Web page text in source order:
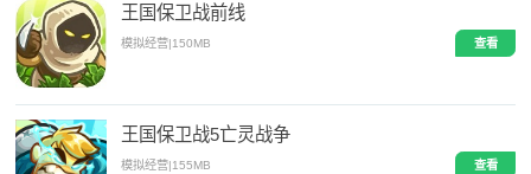
王国保卫战前线
模拟经营|150MB 查看
王国保卫战5亡灵战争
模拟经营|155MB 查看